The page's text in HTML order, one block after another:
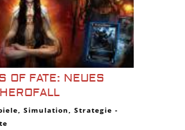
OF FATE: NEUES
, Simulation, Strategie -